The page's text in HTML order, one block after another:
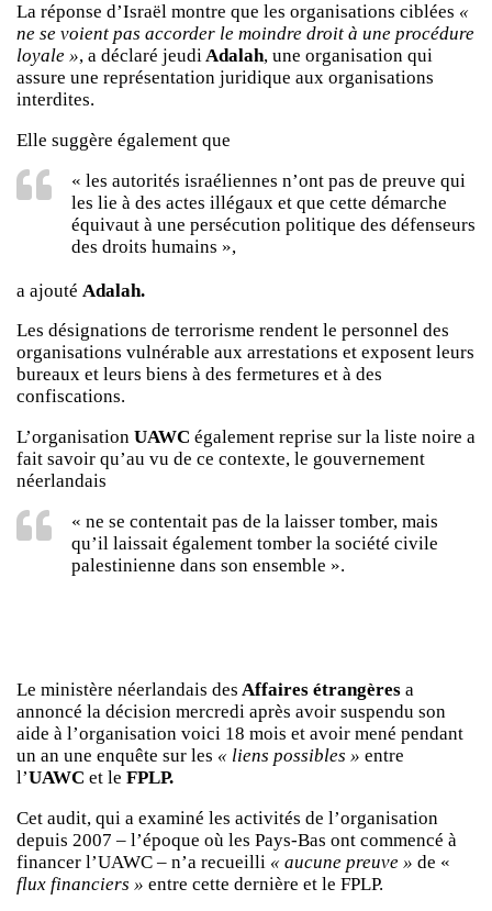
La réponse d’Israël montre que les organisations ciblées «
ne se voient pas accorder le moindre droit à une procédure
loyale », a déclaré jeudiAdalah, une organisation qui
assure une représentation juridique aux organisations
interdites.
Elle suggère également que
« les autorités israéliennes n’ont pas de preuve qui
les lie à des actes illégaux et que cette démarche
équivaut à une persécution politique des défenseurs
des droits humains »,
a ajouté Adalah.
Les désignations de terrorisme rendent le personnel des
organisations vulnérable aux arrestations et exposent leurs
bureaux et leurs biens à des fermetures et à des
confiscations.
L’organisation UAWC également reprise sur la liste noire a
fait savoir qu’au vu de ce contexte, le gouvernement
néerlandais
« ne se contentait pas de la laisser tomber, mais
qu’il laissait également tomber la société civile
palestinienne dans son ensemble ».
Le ministère néerlandais des Affaires étrangères a
annoncé la décision mercredi après avoir suspendu son
aide à l’organisation voici 18 mois et avoir mené pendant
un an une enquête sur les « liens possibles » entre
l’UAWC et le FPLP.
Cet audit, qui a examiné les activités de l’organisation
depuis 2007 – l’époque où les Pays-Bas ont commencé à
financer l’UAWC – n’a recueilli « aucune preuve » de «
flux financiers » entre cette dernière et le FPLP.